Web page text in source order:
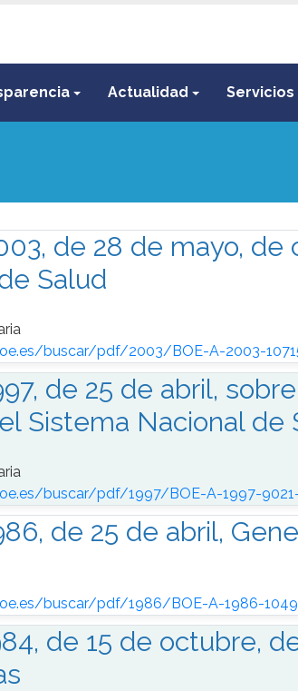
Actualidad
de 28 de mayo,
Salud
buscar/pdf/2003/BOE-A-2003-
de 25 de abril,
Sistema Nacional de
buscar/pdf/1997/BOE-A-1997-
de 25 de abril,
buscar/pdf/1986/BOE-A-1986-
de 15 de octubre,